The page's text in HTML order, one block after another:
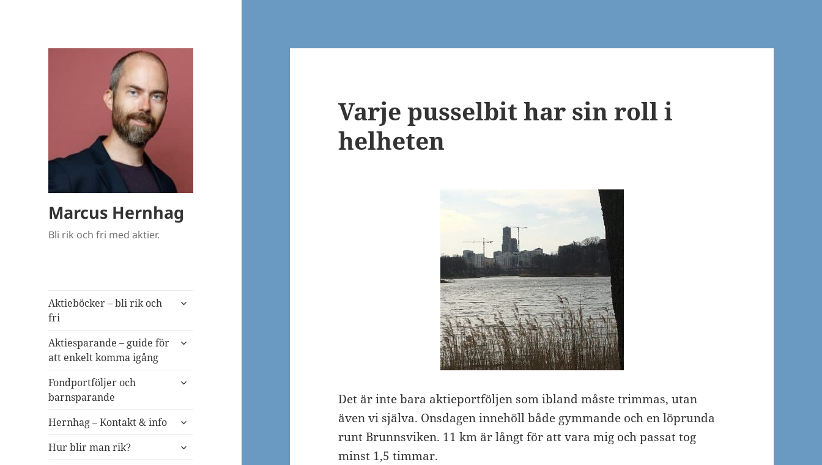
Marcus Hernhag
Bli rik och fri med aktier.
Aktieböcker – bli rik och
fri
expandera
Aktiesparande – guide för
att enkelt komma igång
expandera
Fondportföljer och
barnsparande
expandera
Hernhag – Kontakt & info
expandera
Hur blir man rik?
expandera
Varje pusselbit har sin roll i
helheten
Det är inte bara aktieportföljen som ibland måste trimmas, utan
även vi själva. Onsdagen innehöll både gymmande och en löprunda
runt Brunnsviken. 11 km är långt för att vara mig och passat tog
minst 1,5 timmar.